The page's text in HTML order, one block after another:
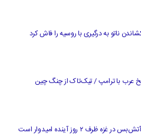
ناتو به درگیری با روسیه را فاش کرد
شیخ عرب با ترامپ / تیک‌تاک از چنگ چین
۲ روز آینده امیدوار است